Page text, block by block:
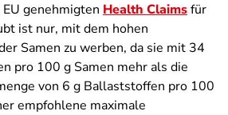
genehmigten Health Claimsfür
ist nur, mit dem hohen
Samen zu werben, da sie mit 34
pro 100 g Samen mehr als die
von 6 g Ballaststoffen pro 100
empfohlene maximale